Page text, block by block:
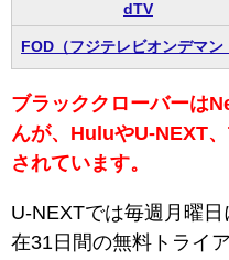
dTV
FOD（フジテレビオンデマン
ブラッククローバーは
んが、HuluやU-NEXT
されています。
U-NEXTでは毎週月曜
在31日間の無料トライ